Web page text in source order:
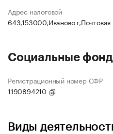
Адрес налоговой
643,153000,Иваново г,Почтовая
Социальные
Регистрационный номер СФР
1190894210
Виды